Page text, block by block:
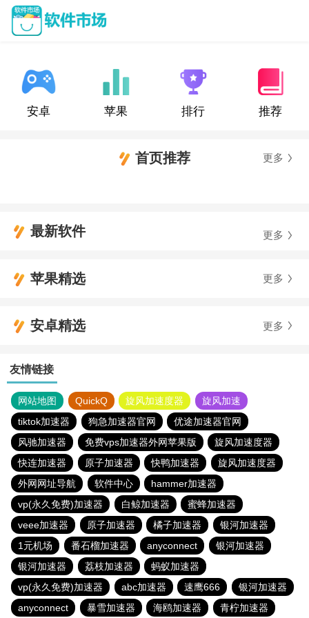
安卓 苹果 排行 推荐
首页推荐 更多
最新软件 更多
苹果精选 更多
安卓精选 更多
友情链接
网站地图 QuickQ 旋风加速度器
旋风加速
tiktok加速器
狗急加速器官网
优途加速器官网
风驰加速器
免费vps加速器外网苹果版
旋风加速度器
快连加速器
原子加速器 快鸭加速器
旋风加速度器
外网网址导航
软件中心
hammer加速器
vp(永久免费)加速器
白鲸加速器
蜜蜂加速器
veee加速器
原子加速器 橘子加速器
银河加速器
1元机场
番石榴加速器 anyconnect
银河加速器
银河加速器
荔枝加速器
蚂蚁加速器
vp(永久免费)加速器
abc加速器 速鹰666
银河加速器
anyconnect
暴雪加速器 海鸥加速器 青柠加速器